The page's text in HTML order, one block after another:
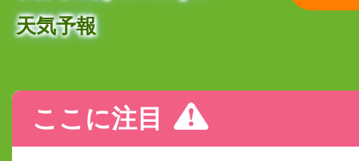
天気予報
ここに注目